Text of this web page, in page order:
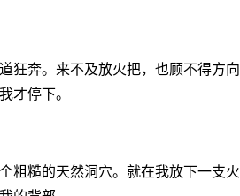
狂奔。来不及放火把，也顾不得方
才停下。
粗糙的天然洞穴。就在我放下一支